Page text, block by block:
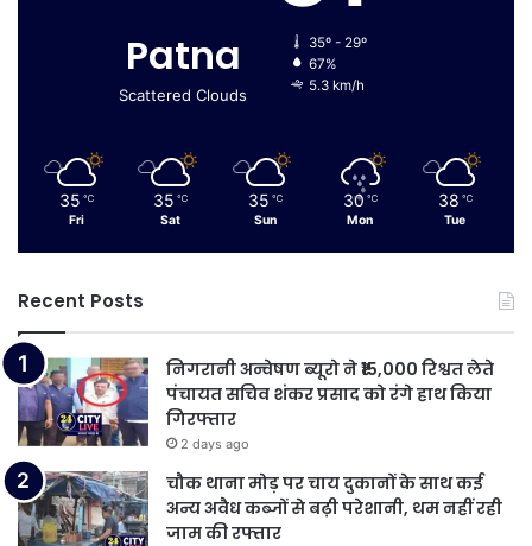
Patna
Scattered Clouds
35º - 29º
67%
5.3 km/h
35 ℃
Fri
35 ℃
Sat
35 ℃
Sun
30 ℃
Mon
38 ℃
Tue
Recent Posts
निगरानी अन्वेषण ब्यूरो ने ₹15,000 रिश्वत लेते
पंचायत सचिव शंकर प्रसाद को रंगे हाथ किया
गिरफ्तार
2 days ago
चौक थाना मोड़ पर चाय दुकानों के साथ कई
अन्य अवैध कब्जों से बढ़ी परेशानी, थम नहीं रही
जाम की रफ्तार